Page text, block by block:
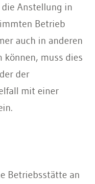
Anstellung in
Betrieb
auch in anderen
können, muss dies
der
mit einer
Betriebsstätte an